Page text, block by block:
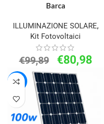
Barca
ILLUMINAZIONE SOLARE,
Kit Fotovoltaici
€99,89 €80,98
-33%